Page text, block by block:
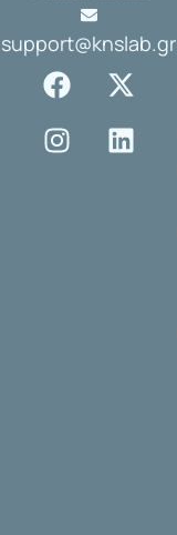
support@knslab.gr
F
a
c
e
X
-
t
w
I
n
s
t
L
i
n
k